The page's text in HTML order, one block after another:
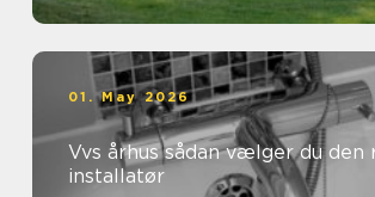
01. May 2026
Vvs århus sådan vælger du den rette
installatør